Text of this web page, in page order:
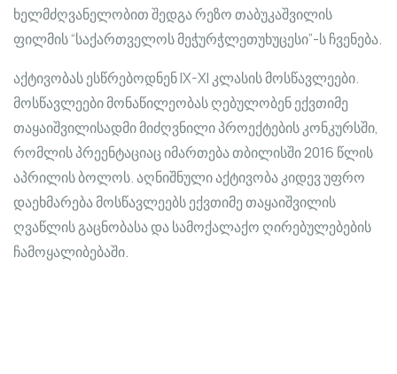
ხელმძღვანელობით შედგა რეზო თაბუკაშვილის
ფილმის “საქართველოს მეჭურჭლეთუხუცესი”-ს ჩვენება.
აქტივობას ესწრებოდნენ IX-XI კლასის მოსწავლეები.
მოსწავლეები მონაწილეობას ღებულობენ ექვთიმე
თაყაიშვილისადმი მიძღვნილი პროექტების კონკურსში,
რომლის პრეენტაციაც იმართება თბილისში 2016 წლის
აპრილის ბოლოს. აღნიშნული აქტივობა კიდევ უფრო
დაეხმარება მოსწავლეებს ექვთიმე თაყაიშვილის
ღვაწლის გაცნობასა და სამოქალაქო ღირებულებების
ჩამოყალიბებაში.